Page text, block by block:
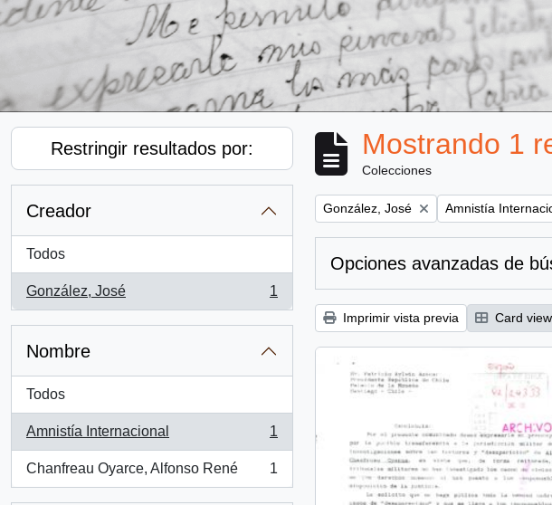
Restringir resultados por:
Creador
Todos
González, José
, 1 resultados
1
Nombre
Todos
Amnistía Internacional
, 1 resultados
1
Chanfreau Oyarce, Alfonso René
, 1 resultados
1
Mostrando 1
Colecciones
Remove filter:
González, José Remove filter:
Amnistía
Opciones avanzadas de
Imprimir vista previa Card view